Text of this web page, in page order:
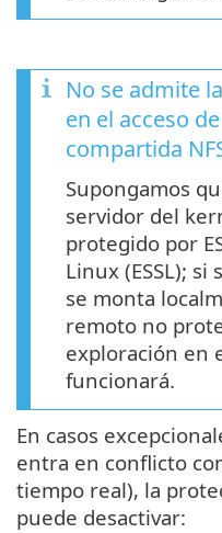
No se admite
en el acceso
compartida
Supongamos
servidor del
protegido por
Linux (ESSL);
se monta
remoto no
exploración en
funcionará.
En casos
entra en conflicto
tiempo real), la
puede desactivar: